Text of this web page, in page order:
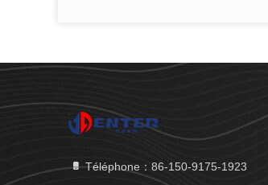
Téléphone：86-150-9175-1923